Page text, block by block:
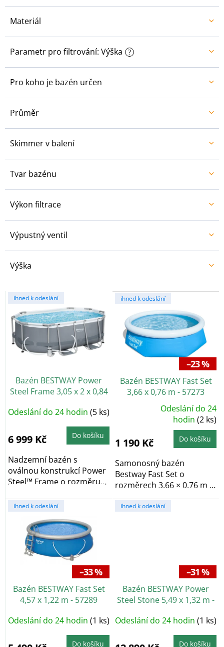
Materiál
Parametr pro filtrování: Výška ?
Pro koho je bazén určen
Průměr
Skimmer v balení
Tvar bazénu
Výkon filtrace
Výpustný ventil
Výška
V
ý
u
k
ihned k odeslání
Bazén BESTWAY Power
Steel Frame 3,05 x 2 x 0,84
Odeslání do 24 hodin (5 ks)
6 999 Kč Do košíku
Nadzemní bazén s
oválnou konstrukcí Power
Steel™ Frame o rozměru
ihned k odeslání
–23 %
Bazén BESTWAY Fast Set
3,66 x 0,76 m - 57273
5,0
z
5
Odeslání do 24
hodin(2 ks)
1 190 Kč Do košíku
Samonosný bazén
Bestway Fast Set o
rozměrech 3,66 × 0,76 m a
objemu 3 800 l má...
ihned k odeslání
–33 %
Bazén BESTWAY Fast Set
4,57 x 1,22 m - 57289
Odeslání do 24 hodin (1 ks)
Do košíku
ihned k odeslání
–31 %
Bazén BESTWAY Power
Steel Stone 5,49 x 1,32 m -
Odeslání do 24 hodin (1 ks)
Do košíku